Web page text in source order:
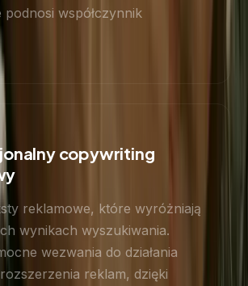
podnosi współczynnik
copywriting
reklamowe, które wyróżniają
wynikach wyszukiwania.
wezwania do działania
reklam, dzięki